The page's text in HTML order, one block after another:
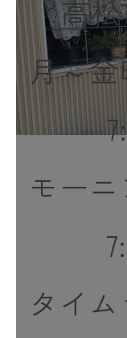
高
月
モー
タ